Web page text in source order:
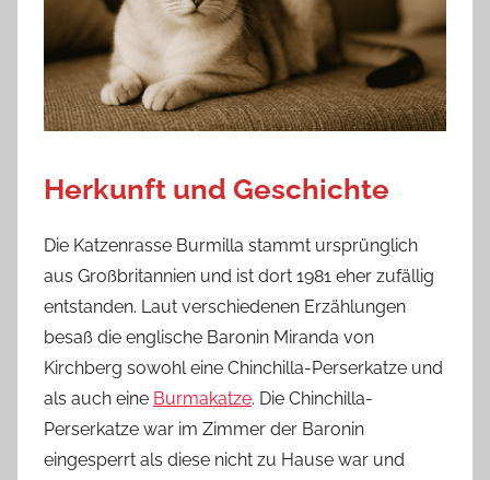
Herkunft und Geschichte
Die Katzenrasse Burmilla stammt ursprünglich
aus Großbritannien und ist dort 1981 eher zufällig
entstanden. Laut verschiedenen Erzählungen
besaß die englische Baronin Miranda von
Kirchberg sowohl eine Chinchilla-Perserkatze und
als auch eine Burmakatze. Die Chinchilla-
Perserkatze war im Zimmer der Baronin
eingesperrt als diese nicht zu Hause war und